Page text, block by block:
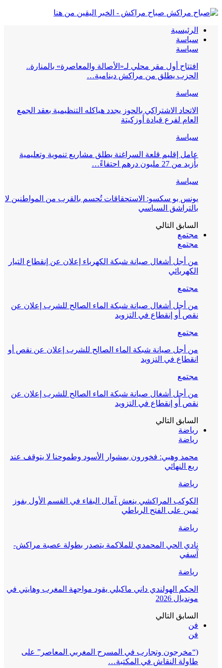
صباح مراكش - الخبر اليقين من هنا
الرئيسية
سياسة
سياسة
افتتاح أول مقر محلي لـ«الأصالة والمعاصرة» بالمنارة..
الحزب يطلق من مراكش دينامية…
سياسة
الاتحاد الاشتراكي بالحوز يجدد هياكله التنظيمية بعقد الجمع
العام لفرع قيادة أوزكيتة
سياسة
عامل إقليم قلعة السراغنة يطلق مشاريع تنموية وتعليمية
بأزيد من 27 مليون درهم احتفاءً…
سياسة
يونس بو سكسو: الاستحقاقات تُحسم بالقرب من المواطنين لا
بالتراشق السياسي
السابق التالي
مجتمع
مجتمع
من أجل أشغال صيانة شبكة الكهرباء إعلان عن إنقطاع التيار
الكهربائي
مجتمع
من أجل أشغال صيانة شبكة الماء الصالح للشرب إعلان عن
نقص أو إنقطاع في التزويد
مجتمع
من أجل صيانة شبكة الماء الصالح للشرب إعلان عن نقص أو
انقطاع في التزويد
مجتمع
من أجل أشغال صيانة شبكة الماء الصالح للشرب إعلان عن
نقص أو إنقطاع في التزويد
السابق التالي
رياضة
رياضة
محمد وهبي: فخورون بمشوار الأسود وطموحنا لا يتوقف عند
ربع النهائي
رياضة
الكوكب المراكشي ينعش آمال البقاء في القسم الأول بفوز
ثمين على الفتح الرباطي
رياضة
نادي الحي المحمدي للملاكمة يتصدر بطولة عصبة مراكش-
آسفي
رياضة
الحكم الهولندي داني ماكيلي يقود مواجهة المغرب وهايتي في
مونديال 2026
السابق التالي
فن
فن
(“مخرجون وتجارب في المسرح المغربي المعاصر” على
طاولة النقاش في المكتبة…